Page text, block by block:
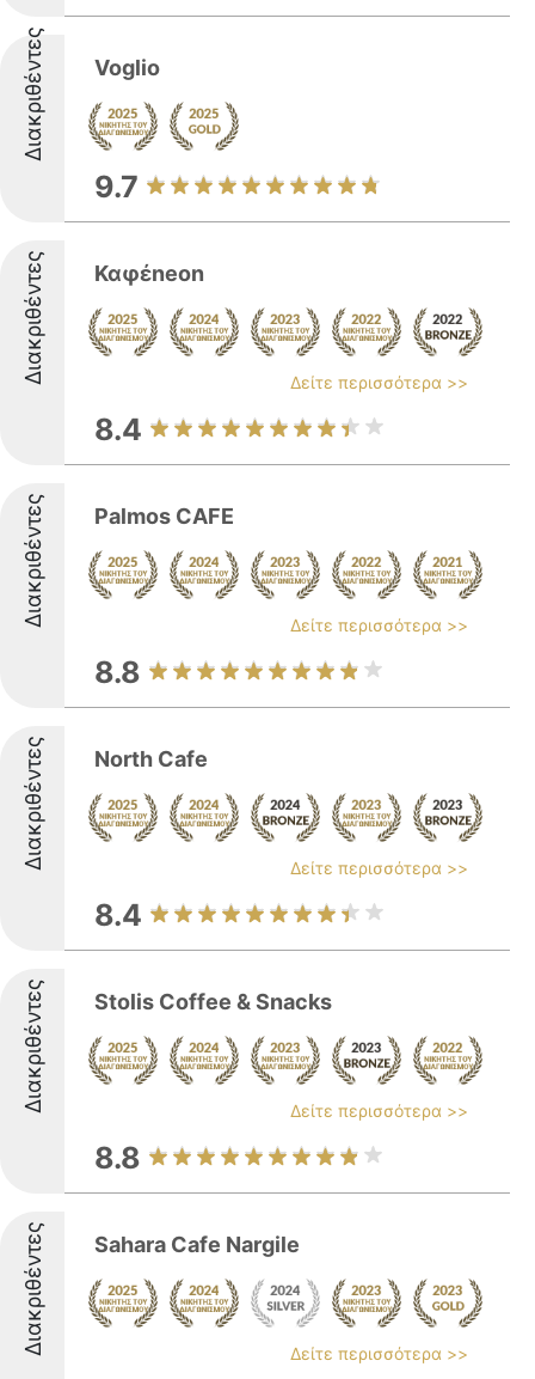
Διακριθέντες Voglio
9.7
Διακριθέντες Καφέneon
Δείτε περισσότερα >>
8.4
Διακριθέντες Palmos CAFE
Δείτε περισσότερα >>
8.8
Διακριθέντες North Cafe
Δείτε περισσότερα >>
8.4
Διακριθέντες Stolis Coffee & Snacks
Δείτε περισσότερα >>
8.8
Διακριθέντες Sahara Cafe Nargile
Δείτε περισσότερα >>